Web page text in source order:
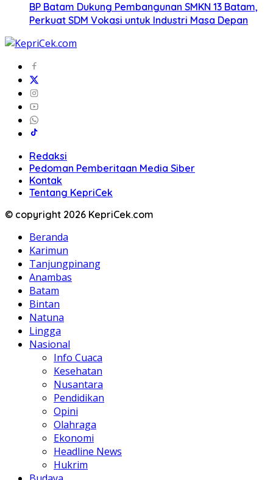
BP Batam Dukung Pembangunan SMKN 13 Batam,
Perkuat SDM Vokasi untuk Industri Masa Depan
Redaksi
Pedoman Pemberitaan Media Siber
Kontak
Tentang KepriCek
© copyright 2026 KepriCek.com
Beranda
Karimun
Tanjungpinang
Anambas
Batam
Bintan
Natuna
Lingga
Nasional
Info Cuaca
Kesehatan
Nusantara
Pendidikan
Opini
Olahraga
Ekonomi
Headline News
Hukrim